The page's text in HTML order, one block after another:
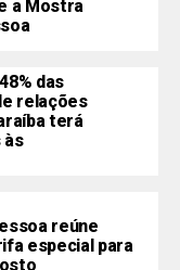
a Mostra
das
relações
terá
às
reúne
especial para